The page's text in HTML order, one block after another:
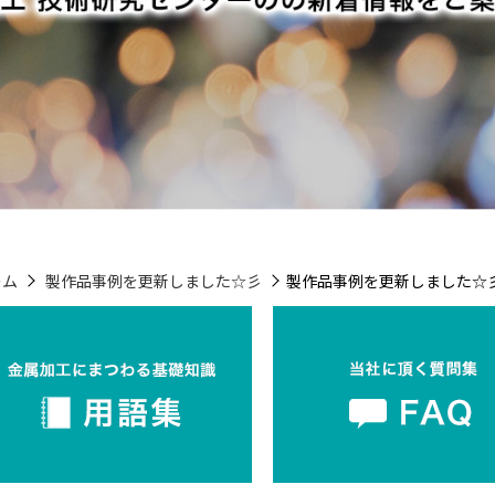
製作品事例を更新しました☆彡 製作品事例を更新しました☆